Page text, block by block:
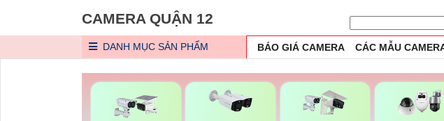
CAMERA QUẬN 12
DANH MỤC SẢN PHẨM BÁO GIÁ CAMERA CÁC MẪU